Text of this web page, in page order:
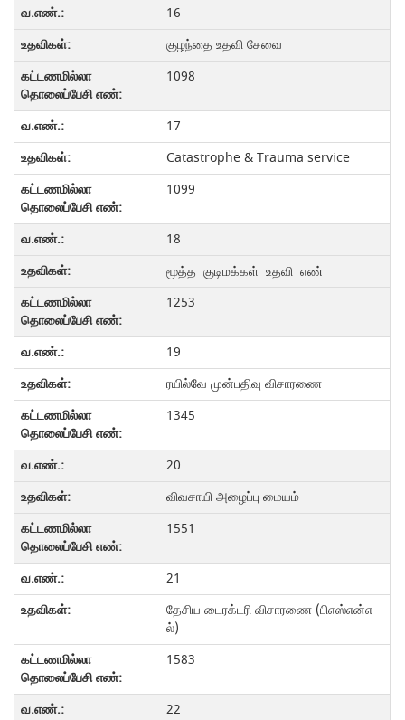
16
குழந்தை உதவி சேவை
1098
17
Catastrophe & Trauma service
1099
18
மூத்த குடிமக்கள் உதவி எண்
1253
19
ரயில்வே முன்பதிவு விசாரணை
1345
20
விவசாயி அழைப்பு மையம்
1551
21
தேசிய டைரக்டரி விசாரணை (பிஎஸ்என்எ
ல்)
1583
22